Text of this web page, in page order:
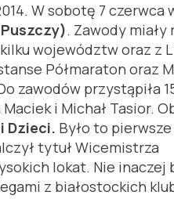
W sobotę 7 czerwca
. Zawody miały
województw oraz z
Półmaraton oraz
zawodów przystąpiła
i Michał Tasior.
Dzieci. Było to
tytuł Wicemistrza
lokat. Nie inaczej
z białostockich